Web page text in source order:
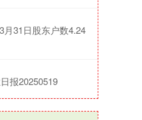
月31日股东户数4.24
报20250519